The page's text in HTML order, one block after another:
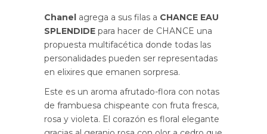
Chanel agrega a sus filas a CHANCE EAU
SPLENDIDE para hacer de CHANCE una
propuesta multifacética donde todas las
personalidades pueden ser representadas
en elixires que emanen sorpresa.
Este es un aroma afrutado-flora con notas
de frambuesa chispeante con fruta fresca,
rosa y violeta. El corazón es floral elegante